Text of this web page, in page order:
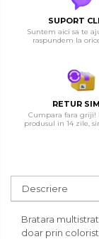
SUPORT
Suntem aici sa te
raspundem la
RETUR
Cumpara fara griji!
produsul in 14 zile,
Descriere
Bratara
doar prin